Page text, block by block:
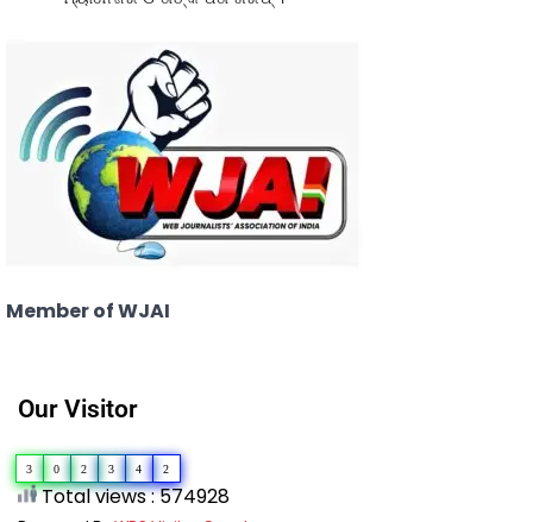
Member of WJAI
Our Visitor
3 0 2 3 4 2
Total views : 574928